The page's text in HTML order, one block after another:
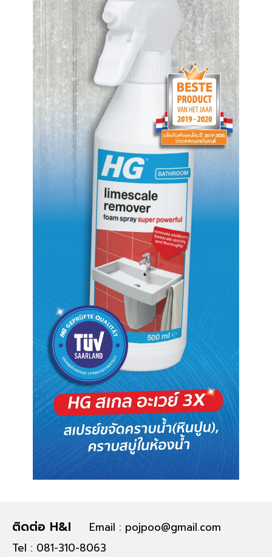
ติดต่อ H&I
Email : pojpoo@gmail.com
Tel : 081-310-8063